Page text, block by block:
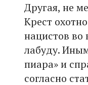
Другая, не
Крест
нацистов во
лабуду.
пиара» и
согласно